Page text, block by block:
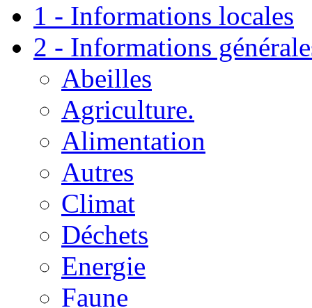
1 - Informations locales
2 - Informations
Abeilles
Agriculture.
Alimentation
Autres
Climat
Déchets
Energie
Faune